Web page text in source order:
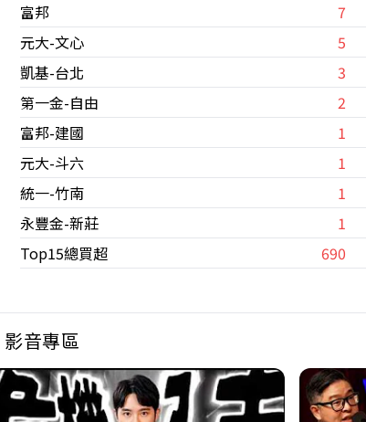
富邦
7
元大-文心
5
凱基-台北
3
第一金-自由
2
富邦-建國
1
元大-斗六
1
統一-竹南
1
永豐金-新莊
1
Top15總買超
690
影音專區